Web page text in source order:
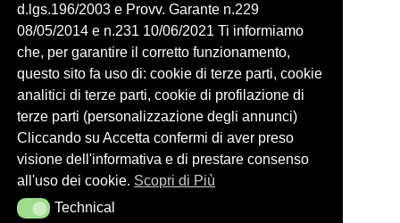
d.lgs.196/2003 e Provv. Garante n.229
08/05/2014 e n.231 10/06/2021 Ti informiamo
che, per garantire il corretto funzionamento,
questo sito fa uso di: cookie di terze parti, cookie
analitici di terze parti, cookie di profilazione di
terze parti (personalizzazione degli annunci)
Cliccando su Accetta confermi di aver preso
visione dell'informativa e di prestare consenso
all'uso dei cookie. Scopri di Più
Technical
Technical
334 918 4321
Shop
Shop
Donna
Bambini
Accessori
Account
Carrello
Profilo
Ordini
Wishlist
Spedizioni e Resi